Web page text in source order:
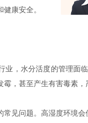
康安全。
业，水分活度的管理面
，甚至产生有害毒素
见问题。高湿度环境